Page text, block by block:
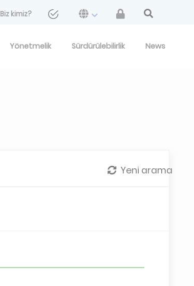
Biz kimiz?
Yönetmelik Sürdürülebilirlik News
Yeni arama